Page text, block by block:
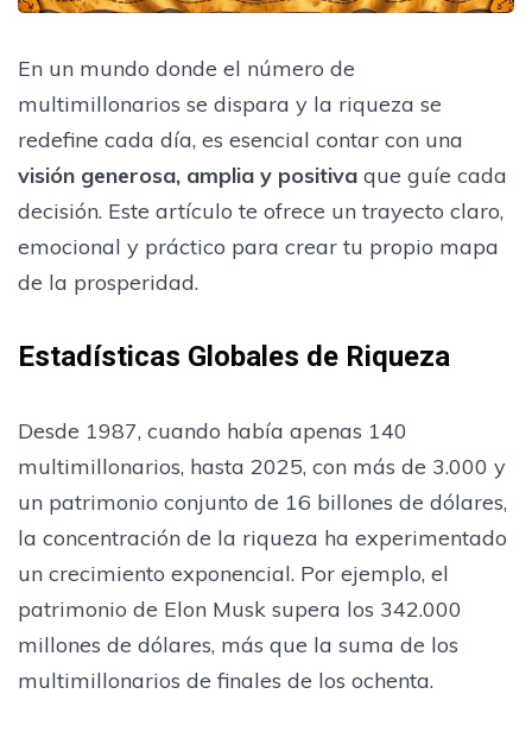
En un mundo donde el número de
multimillonarios se dispara y la riqueza se
redefine cada día, es esencial contar con una
visión generosa, amplia y positiva que guíe cada
decisión. Este artículo te ofrece un trayecto claro,
emocional y práctico para crear tu propio mapa
de la prosperidad.
Estadísticas Globales de Riqueza
Desde 1987, cuando había apenas 140
multimillonarios, hasta 2025, con más de 3.000 y
un patrimonio conjunto de 16 billones de dólares,
la concentración de la riqueza ha experimentado
un crecimiento exponencial. Por ejemplo, el
patrimonio de Elon Musk supera los 342.000
millones de dólares, más que la suma de los
multimillonarios de finales de los ochenta.